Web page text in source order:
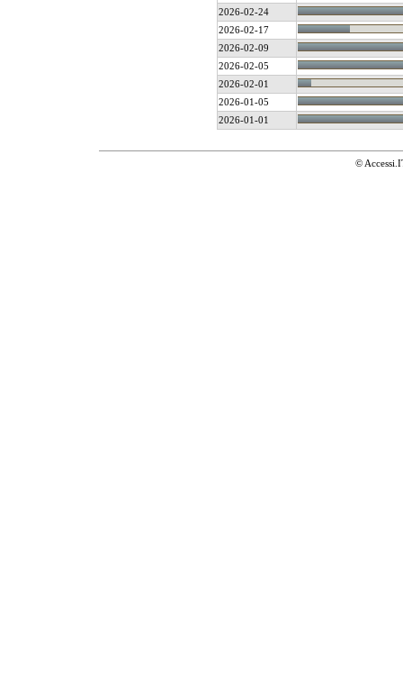
2026-02-24
2026-02-17
2026-02-09
2026-02-05
2026-02-01
2026-01-05
2026-01-01
©